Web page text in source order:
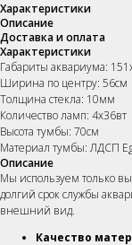
Характеристики
Описание
Доставка и оплата
Характеристики
Габариты аквариума:
Ширина по центру: 56см
Толщина стекла: 10мм
Количество ламп: 4х36вт
Высота тумбы: 70см
Материал тумбы: ЛДСП
Описание
Мы используем только
долгий срок службы
внешний вид.
Качество